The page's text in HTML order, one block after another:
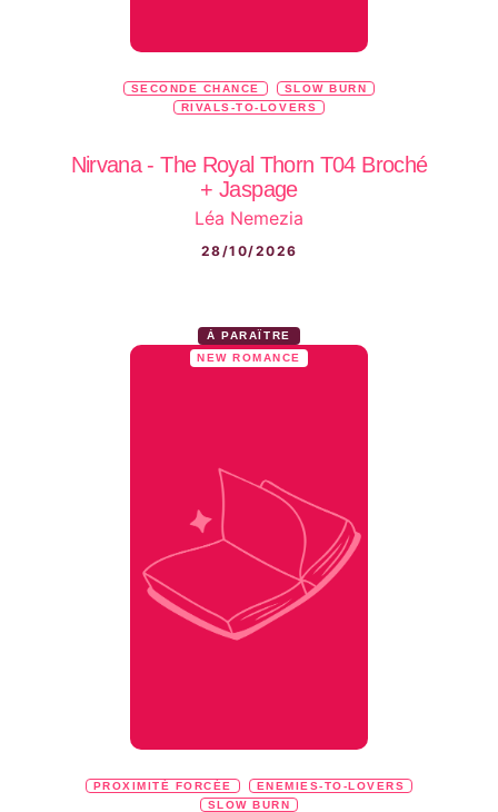
SECONDE CHANCE
SLOW BURN
RIVALS-TO-LOVERS
Nirvana - The Royal Thorn T04 Broché
+ Jaspage
Léa Nemezia
28/10/2026
À PARAÎTRE
NEW ROMANCE
PROXIMITÉ FORCÉE
ENEMIES-TO-LOVERS
SLOW BURN